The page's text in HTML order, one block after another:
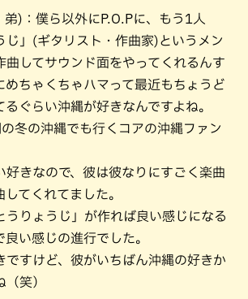
弟)：僕ら以外にP.O.Pに、もう1人
じ」(ギタリスト・作曲家)というメン
曲してサウンド面をやってくれるんす
めちゃくちゃハマって最近もちょうど
ぐらい沖縄が好きなんですよね。
冬の沖縄でも行くコアの沖縄ファン
好きなので、彼は彼なりにすごく楽曲
てくれてました。
うりょうじ」が作れば良い感じになる
良い感じの進行でした。
ですけど、彼がいちばん沖縄の好きか
笑）